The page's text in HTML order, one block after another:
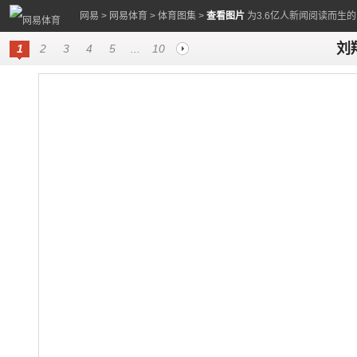
网易 > 网易体育 > 体育图集 > 查看图片 为3.6亿人新闻阅读而生
1 2 3 4 5 10 刘